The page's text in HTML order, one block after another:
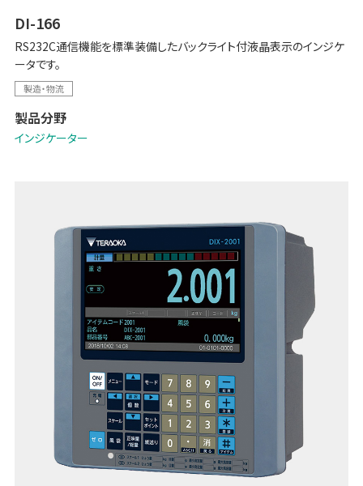
DI-166
RS232C通信機能を標準装備したバックライト付液晶表示のインジケ
ータです。
製造・物流
製品分野
インジケーター